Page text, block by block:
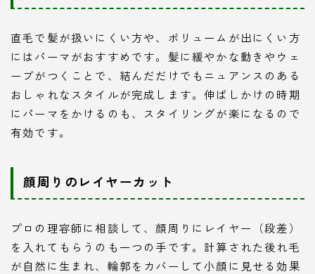
直毛で髪が扱いにくい方や、ボリュームが出にくい方
にはパーマがおすすめです。髪に緩やかな動きやウェ
ーブがつくことで、結んだだけでもニュアンスのある
おしゃれなスタイルが完成します。伸ばしかけの時期
にパーマをかけるのも、スタイリングが楽になるので
有効です。
顔周りのレイヤーカット
プロの理容師に相談して、顔周りにレイヤー（段差）
を入れてもらうのも一つの手です。計算された後れ毛
が自然に生まれ、輪郭をカバーして小顔に見せる効果